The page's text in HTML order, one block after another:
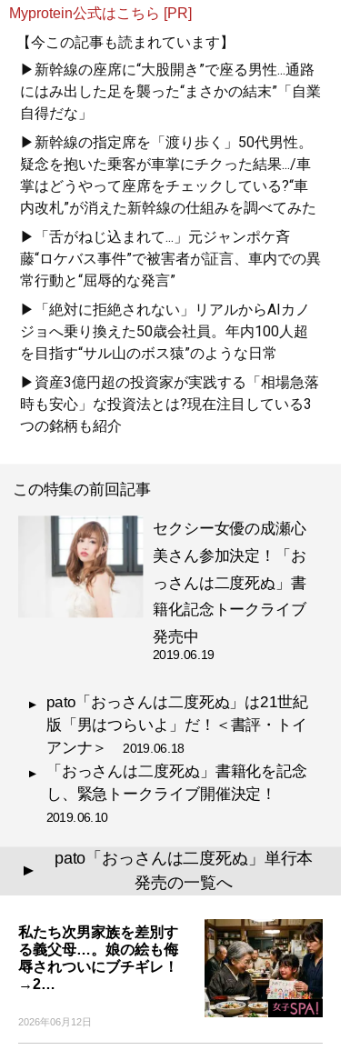
Myprotein公式はこちら [PR]
【今この記事も読まれています】
▶新幹線の座席に“大股開き”で座る男性...通路
にはみ出した足を襲った“まさかの結末”「自業
自得だな」
▶新幹線の指定席を「渡り歩く」50代男性。
疑念を抱いた乗客が車掌にチクった結果.../車
掌はどうやって座席をチェックしている?“車
内改札”が消えた新幹線の仕組みを調べてみた
▶「舌がねじ込まれて...」元ジャンポケ斉
藤“ロケバス事件”で被害者が証言、車内での異
常行動と“屈辱的な発言”
▶「絶対に拒絶されない」リアルからAIカノ
ジョへ乗り換えた50歳会社員。年内100人超
を目指す“サル山のボス猿”のような日常
▶資産3億円超の投資家が実践する「相場急落
時も安心」な投資法とは?現在注目している3
つの銘柄も紹介
この特集の前回記事
セクシー女優の成瀬心
美さん参加決定！「お
っさんは二度死ぬ」書
籍化記念トークライブ
発売中
2019.06.19
pato「おっさんは二度死ぬ」は21世紀
版「男はつらいよ」だ！＜書評・トイ
アンナ＞ 2019.06.18
「おっさんは二度死ぬ」書籍化を記念
し、緊急トークライブ開催決定！
2019.06.10
▲
pato「おっさんは二度死ぬ」単行本
発売の一覧へ
私たち次男家族を差別す
る義父母…。娘の絵も侮
辱されついにブチギレ！
→2…
2026年06月12日